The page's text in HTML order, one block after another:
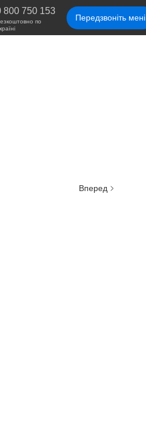
800 750 153
по
Передзвоніть мені
Вперед